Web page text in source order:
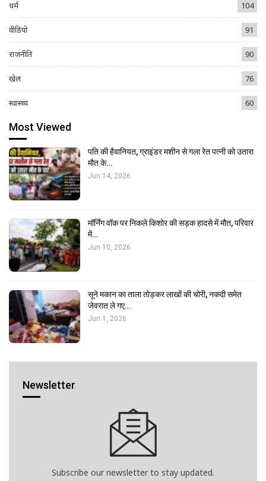
धर्म 104
वीडियो 91
राजनीति 90
खेल 76
स्वास्थ्य 60
Most Viewed
पति की हैवानियत, ग्राइंडर मशीन से गला रेत पत्नी को उतारा
मौत के…
Jun 14, 2026
मॉर्निंग वॉक पर निकले किशोर की सड़क हादसे में मौत, परिवार
में…
Jun 10, 2026
सूने मकान का ताला तोड़कर लाखों की चोरी, नकदी समेत
जेवरात ले गए…
Jun 1, 2026
Newsletter
Subscribe our newsletter to stay updated.